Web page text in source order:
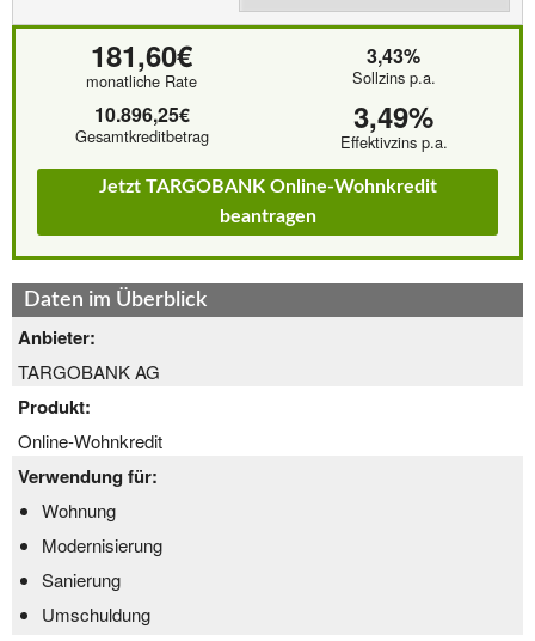
181,60€
monatliche Rate
3,43%
Sollzins p.a.
3,49%
Effektivzins p.a.
10.896,25€
Gesamtkreditbetrag
Jetzt TARGOBANK Online-Wohnkredit
beantragen
Daten im Überblick
Anbieter:
TARGOBANK AG
Produkt:
Online-Wohnkredit
Verwendung für:
Wohnung
Modernisierung
Sanierung
Umschuldung